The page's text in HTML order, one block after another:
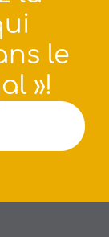
le
»!